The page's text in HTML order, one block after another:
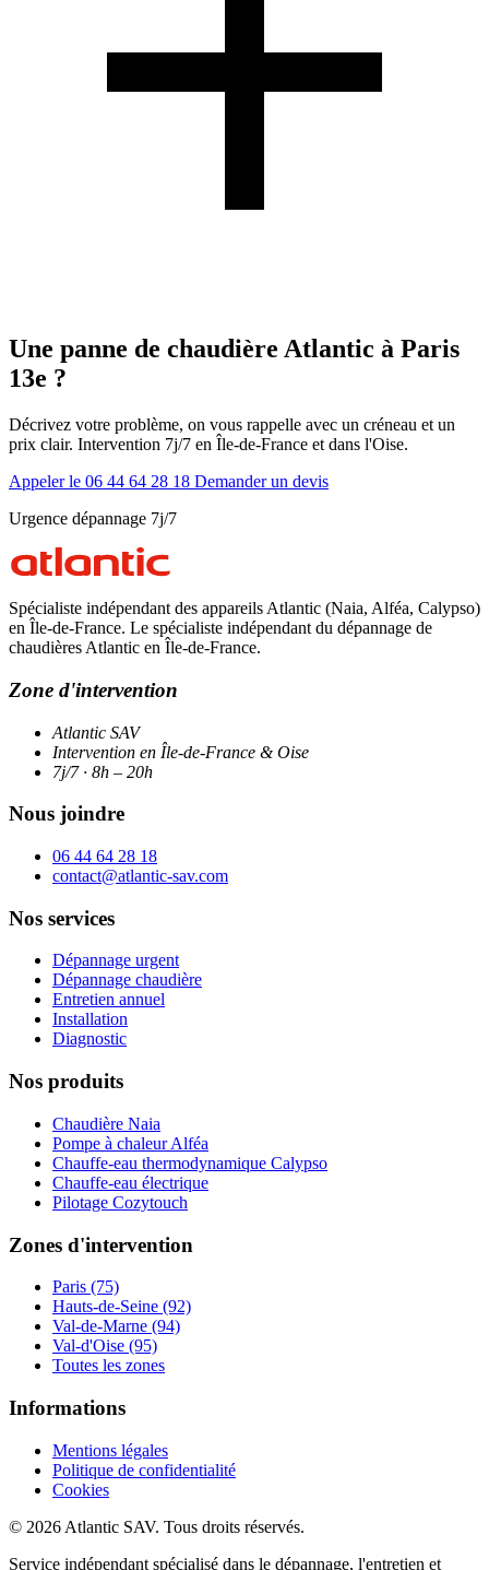
Une panne de chaudière Atlantic à Paris
13e ?
Décrivez votre problème, on vous rappelle avec un créneau et un
prix clair. Intervention 7j/7 en Île-de-France et dans l'Oise.
Appeler le 06 44 64 28 18 Demander un devis
Urgence dépannage 7j/7
Spécialiste indépendant des appareils Atlantic (Naia, Alféa, Calypso)
en Île-de-France. Le spécialiste indépendant du dépannage de
chaudières Atlantic en Île-de-France.
Zone d'intervention
Atlantic SAV
Intervention en Île-de-France & Oise
7j/7 · 8h – 20h
Nous joindre
06 44 64 28 18
contact@atlantic-sav.com
Nos services
Dépannage urgent
Dépannage chaudière
Entretien annuel
Installation
Diagnostic
Nos produits
Chaudière Naia
Pompe à chaleur Alféa
Chauffe-eau thermodynamique Calypso
Chauffe-eau électrique
Pilotage Cozytouch
Zones d'intervention
Paris (75)
Hauts-de-Seine (92)
Val-de-Marne (94)
Val-d'Oise (95)
Toutes les zones
Informations
Mentions légales
Politique de confidentialité
Cookies
© 2026 Atlantic SAV. Tous droits réservés.
Service indépendant spécialisé dans le dépannage, l'entretien et